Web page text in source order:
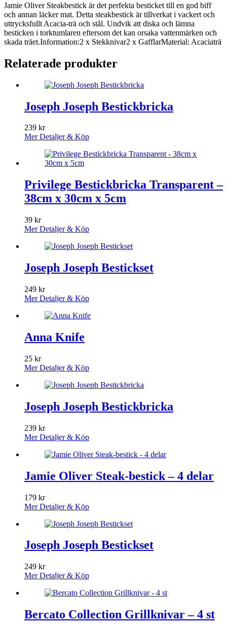
Jamie Oliver Steakbestick är det perfekta besticket till en god biff
och annan läcker mat. Detta steakbestick är tillverkat i vackert och
uttrycksfullt Acacia-trä och stål. Undvik att diska och lämna
besticken i torktumlaren eftersom det kan orsaka vattenmärken och
skada träet.Information:2 x Stekknivar2 x GafflarMaterial: Acaciaträ
Relaterade produkter
Joseph Joseph Bestickbricka
239 kr
Mer Detaljer & Köp
Privilege Bestickbricka Transparent –
38cm x 30cm x 5cm
39 kr
Mer Detaljer & Köp
Joseph Joseph Bestickset
249 kr
Mer Detaljer & Köp
Anna Knife
25 kr
Mer Detaljer & Köp
Joseph Joseph Bestickbricka
239 kr
Mer Detaljer & Köp
Jamie Oliver Steak-bestick – 4 delar
179 kr
Mer Detaljer & Köp
Joseph Joseph Bestickset
249 kr
Mer Detaljer & Köp
Bercato Collection Grillknivar – 4 st